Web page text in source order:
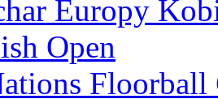
Europy
Open
Floorball